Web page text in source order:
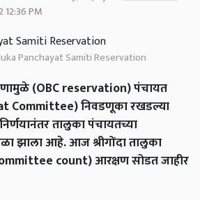
12:36 PM
Panchayat Samiti Reservation
(OBC reservation) पंचायत
Committee) निवडणूका रखडल्या
निर्णयानंतर तालुका पंचायतच्या
झाला आहे. आज श्रीगोंदा तालुका
count) आरक्षण सोडत जाहीर